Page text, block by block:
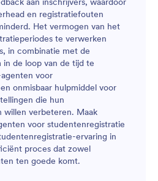
en registratiefouten
Het vermogen van het
te verwerken
in combinatie met de
in de loop van de tijd te
voor
onmisbaar hulpmiddel voor
die hun
willen verbeteren. Maak
voor studentenregistratie
ervaring in
proces dat zowel
ten goede komt.